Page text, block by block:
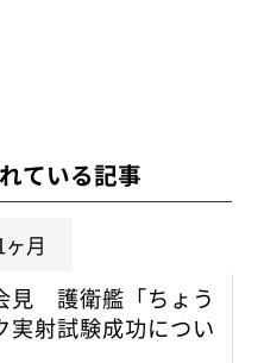
ている記事
ヶ月
見 護衛艦「ちょう
実射試験成功につい